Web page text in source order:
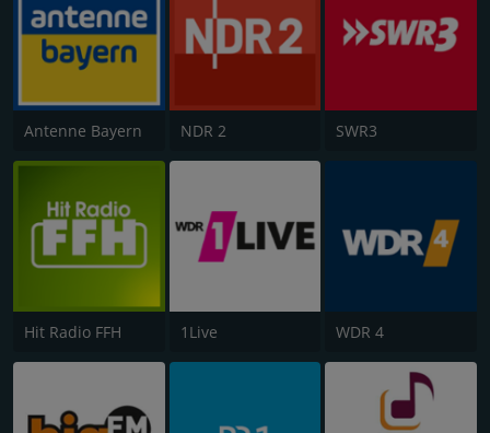
Antenne Bayern NDR 2 SWR3
Hit Radio FFH 1Live WDR 4